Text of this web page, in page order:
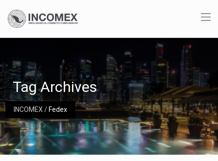
INCOMEX/ Fedex
Tag Archives